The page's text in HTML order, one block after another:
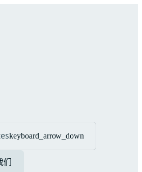
keyboard_arrow_down